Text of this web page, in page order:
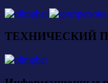
ТЕХНИЧЕСКИЙ